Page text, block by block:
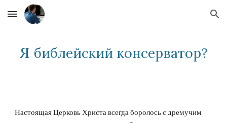
Skip to main content Skip to navigation
Я библейский консерватор?
Настоящая Церковь Христа всегда боролось с дремучим